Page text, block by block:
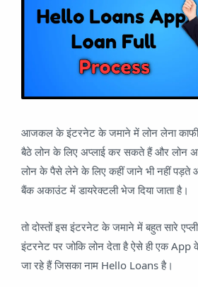
आजकल के इंटरनेट के जमाने में लोन लेना
बैठे लोन के लिए अप्लाई कर सकते हैं और लोन
लोन के पैसे लेने के लिए कहीं जाने भी नहीं पड़ते
बैंक अकाउंट में डायरेक्टली भेज दिया जाता है।
तो दोस्तों इस इंटरनेट के जमाने में बहुत सारे
इंटरनेट पर जोकि लोन देता है ऐसे ही एक
जा रहे हैं जिसका नाम Hello Loans है।